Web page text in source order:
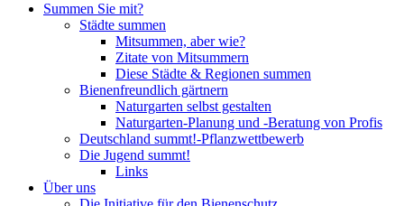
Summen Sie mit?
Städte summen
Mitsummen, aber wie?
Zitate von Mitsummern
Diese Städte & Regionen summen
Bienenfreundlich gärtnern
Naturgarten selbst gestalten
Naturgarten-Planung und -Beratung von Profis
Deutschland summt!-Pflanzwettbewerb
Die Jugend summt!
Links
Über uns